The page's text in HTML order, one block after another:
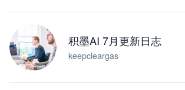
积墨AI 7月更新日志
keepcleargas